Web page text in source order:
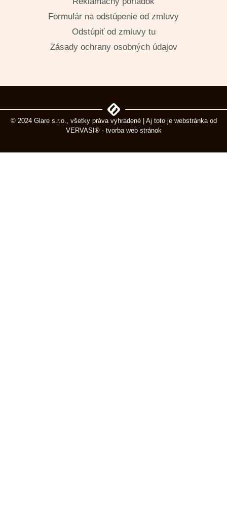
Formulár na odstúpenie od zmluvy
Odstúpiť od zmluvy tu
Zásady ochrany osobných údajov
© 2024 Glare s.r.o., všetky práva vyhradené | Aj toto je webstránka od
VERVASI® - tvorba web stránok